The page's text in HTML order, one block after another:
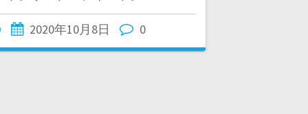
2020年10月8日 0